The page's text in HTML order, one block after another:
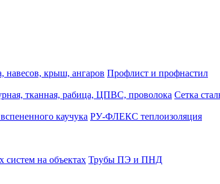
навесов, крыш, ангаров Профлист и профнастил
тканная, рабица, ЦПВС, проволока Сетка
каучука РУ-ФЛЕКС теплоизоляция
на объектах Трубы ПЭ и ПНД